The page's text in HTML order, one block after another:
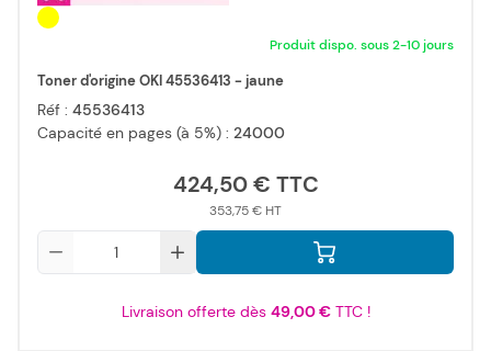
Produit dispo. sous 2-10 jours
Toner d'origine OKI 45536413 - jaune
Réf : 45536413
Capacité en pages (à 5%) : 24000
424,50 €
353,75 €
Livraison offerte dès 49,00 €TTC !